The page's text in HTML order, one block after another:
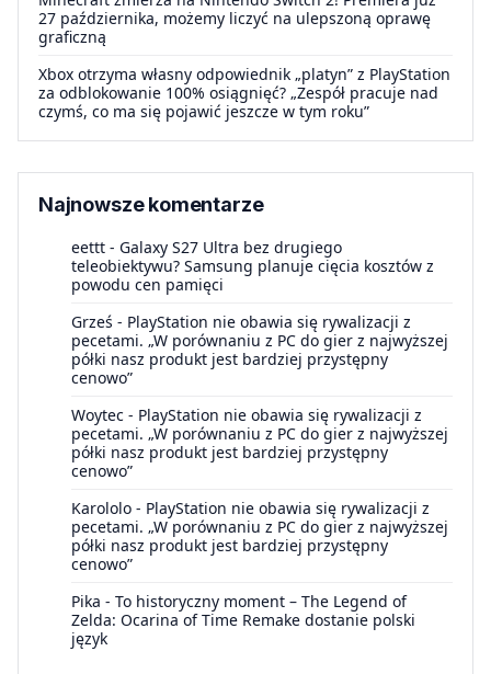
27 października, możemy liczyć na ulepszoną oprawę
graficzną
Xbox otrzyma własny odpowiednik „platyn” z PlayStation
za odblokowanie 100% osiągnięć? „Zespół pracuje nad
czymś, co ma się pojawić jeszcze w tym roku”
Najnowsze komentarze
eettt - Galaxy S27 Ultra bez drugiego
teleobiektywu? Samsung planuje cięcia kosztów z
powodu cen pamięci
Grześ - PlayStation nie obawia się rywalizacji z
pecetami. „W porównaniu z PC do gier z najwyższej
półki nasz produkt jest bardziej przystępny
cenowo”
Woytec - PlayStation nie obawia się rywalizacji z
pecetami. „W porównaniu z PC do gier z najwyższej
półki nasz produkt jest bardziej przystępny
cenowo”
Karololo - PlayStation nie obawia się rywalizacji z
pecetami. „W porównaniu z PC do gier z najwyższej
półki nasz produkt jest bardziej przystępny
cenowo”
Pika - To historyczny moment – The Legend of
Zelda: Ocarina of Time Remake dostanie polski
język